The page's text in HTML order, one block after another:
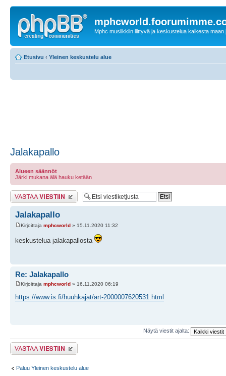
Mphc musiikkiin liittyvä ja keskustelua kaikesta maan
Etusivu ‹ Yleinen keskustelu alue
Jalakapallo
Alueen säännöt
Järki mukana älä hauku ketään
Lähetä vastaus
Jalakapallo
Kirjoittaja mphcworld » 15.11.2020 11:32
keskustelua jalakapallosta
Re: Jalakapallo
Kirjoittaja mphcworld » 16.11.2020 06:19
https://www.is.fi/huuhkajat/art-2000007620531.html
Näytä viestit ajalta:
Lähetä vastaus
Paluu Yleinen keskustelu alue